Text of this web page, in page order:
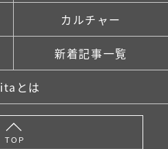
カルチャー
新着記事一覧
とは
TOP